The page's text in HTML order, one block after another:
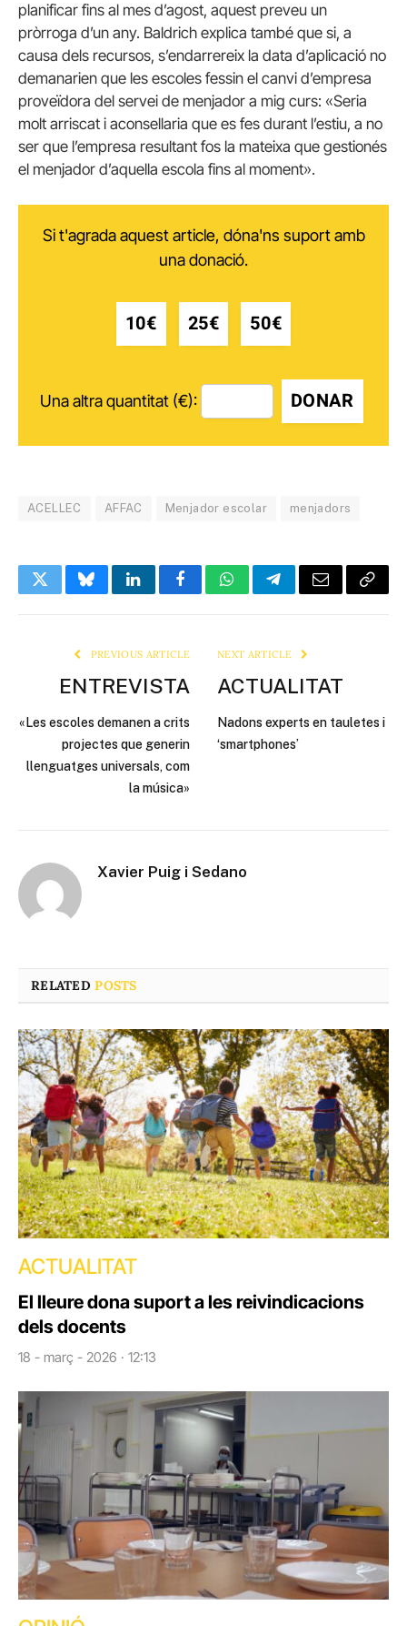
planificar fins al mes d’agost, aquest preveu un
pròrroga d’un any. Baldrich explica també que si, a
causa dels recursos, s’endarrereix la data d’aplicació no
demanarien que les escoles fessin el canvi d’empresa
proveïdora del servei de menjador a mig curs: «Seria
molt arriscat i aconsellaria que es fes durant l’estiu, a no
ser que l’empresa resultant fos la mateixa que gestionés
el menjador d’aquella escola fins al moment».
Si t'agrada aquest article, dóna'ns suport amb
una donació.
10€ 25€ 50€
Una altra quantitat (€): DONAR
ACELLEC AFFAC Menjador escolar menjadors
TwitterBlueskyLinkedInFacebookWhatsAppTelegramEmail Copy
PREVIOUS ARTICLE
ENTREVISTA
«Les escoles demanen a crits
projectes que generin
llenguatges universals, com
la música»
NEXT ARTICLE
ACTUALITAT
Nadons experts en tauletes i
‘smartphones’
Xavier Puig i Sedano
RELATEDPOSTS
ACTUALITAT
El lleure dona suport a les reivindicacions
dels docents
18 - març - 2026 · 12:13